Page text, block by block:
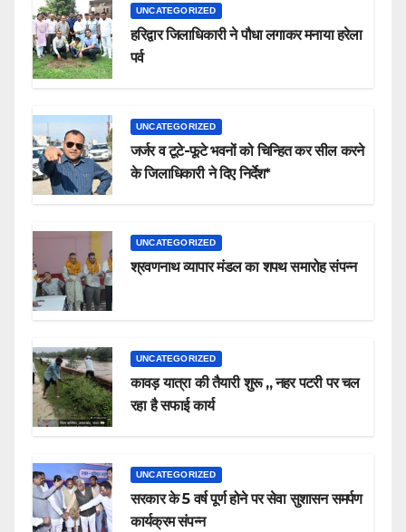
UNCATEGORIZED
हरिद्वार जिलाधिकारी ने पौधा लगाकर मनाया हरेला
पर्व
UNCATEGORIZED
जर्जर व टूटे-फूटे भवनों को चिन्हित कर सील करने
के जिलाधिकारी ने दिए निर्देश*
UNCATEGORIZED
श्रवणनाथ व्यापार मंडल का शपथ समारोह संपन्न
UNCATEGORIZED
कावड़ यात्रा की तैयारी शुरू ,, नहर पटरी पर चल
रहा है सफाई कार्य
UNCATEGORIZED
सरकार के 5 वर्ष पूर्ण होने पर सेवा सुशासन समर्पण
कार्यक्रम संपन्न